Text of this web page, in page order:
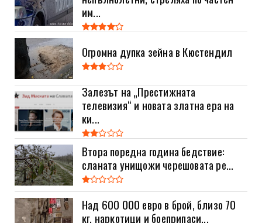
им...
Огромна дупка зейна в Кюстендил
Залезът на „Престижната
телевизия“ и новата златна ера на
ки...
Втора поредна година бедствие:
сланата унищожи черешовата ре...
Над 600 000 евро в брой, близо 70
кг. наркотици и боеприпаси...